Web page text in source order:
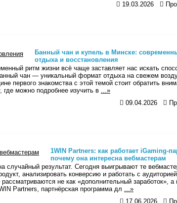
19.03.2026
Банный чан и купель в Минске:
отдыха и восстановления
ритм жизни всё чаще заставляет нас искать
чан — уникальный формат отдыха на свежем
первого знакомства с этой темой стоит обратить
можно подробнее изучить в ...»
09.04.2026
1WIN Partners: как работает iGaming-
почему она интересна вебмастерам
случайный результат. Сегодня выигрывают те
анализировать конверсию и работать с
не как «дополнительный заработок», а
Partners, партнёрская программа дл ...»
17.06.2026